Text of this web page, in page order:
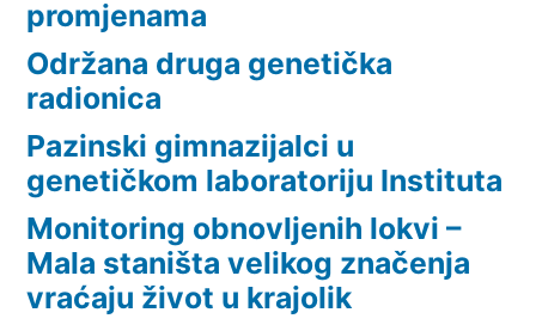
promjenama
Održana druga genetička
radionica
Pazinski gimnazijalci u
genetičkom laboratoriju Instituta
Monitoring obnovljenih lokvi –
Mala staništa velikog značenja
vraćaju život u krajolik